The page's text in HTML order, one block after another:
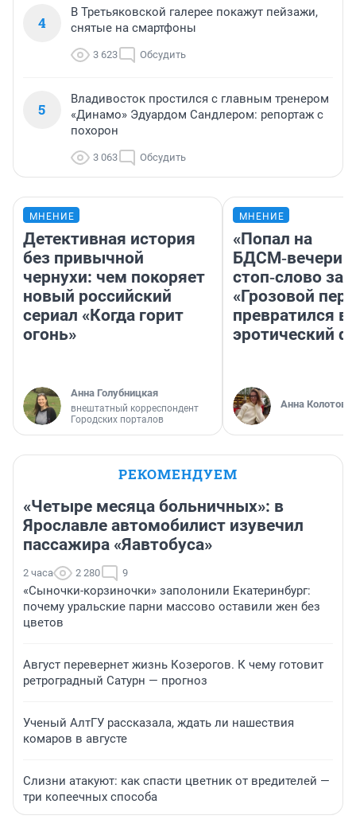
4
В Третьяковской галерее покажут пейзажи,
снятые на смартфоны
3 623 Обсудить
5
Владивосток простился с главным тренером
«Динамо» Эдуардом Сандлером: репортаж с
похорон
3 063 Обсудить
МНЕНИЕ
Детективная история
без привычной
чернухи: чем покоряет
новый российский
сериал «Когда горит
огонь»
Анна Голубницкая
внештатный корреспондент
Городских порталов
МНЕНИЕ
«Попал на
стоп‑слово
«Грозовой
превратился в
эротический
Анна Колотова
РЕКОМЕНДУЕМ
«Четыре месяца больничных»: в
Ярославле автомобилист изувечил
пассажира «Яавтобуса»
2 часа 2 280 9
«Сыночки-корзиночки» заполонили Екатеринбург:
почему уральские парни массово оставили жен без
цветов
Август перевернет жизнь Козерогов. К чему готовит
ретроградный Сатурн — прогноз
Ученый АлтГУ рассказала, ждать ли нашествия
комаров в августе
Слизни атакуют: как спасти цветник от вредителей —
три копеечных способа